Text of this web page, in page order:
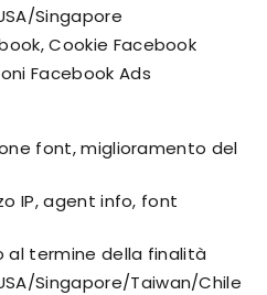
Singapore
Cookie Facebook
Facebook Ads
font, miglioramento del
IP, agent info, font
al termine della finalità
Singapore/Taiwan/Chile